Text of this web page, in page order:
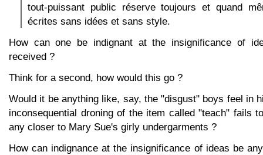
tout-puissant public réserve toujours et quand
écrites sans idées et sans style.
How can one be indignant at the insignificance of
received ?
Think for a second, how would this go ?
Would it be anything like, say, the "disgust" boys feel in
inconsequential droning of the item called "teach" fails
any closer to Mary Sue's girly undergarments ?
How can indignance at the insignificance of ideas be